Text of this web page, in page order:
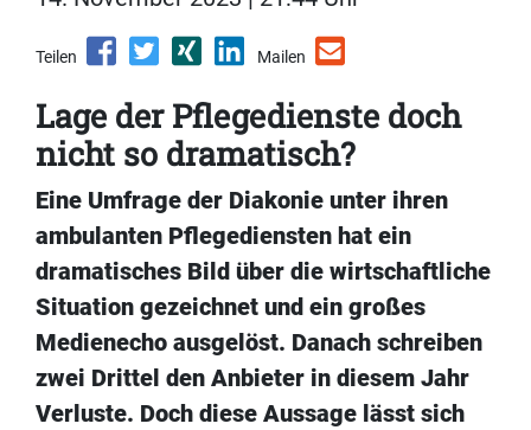
Teilen Mailen
Lage der Pflegedienste doch
nicht so dramatisch?
Eine Umfrage der Diakonie unter ihren
ambulanten Pflegediensten hat ein
dramatisches Bild über die wirtschaftliche
Situation gezeichnet und ein großes
Medienecho ausgelöst. Danach schreiben
zwei Drittel den Anbieter in diesem Jahr
Verluste. Doch diese Aussage lässt sich